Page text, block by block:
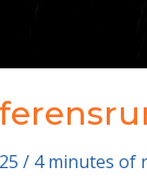
/ 4 minutes of